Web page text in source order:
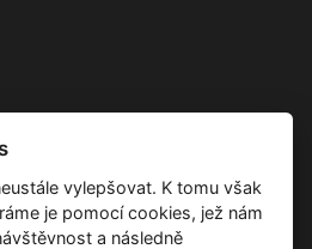
vylepšovat. K tomu však
je pomocí cookies, jež nám
a následně